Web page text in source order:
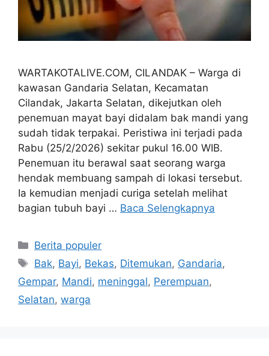
WARTAKOTALIVE.COM, CILANDAK – Warga di
kawasan Gandaria Selatan, Kecamatan
Cilandak, Jakarta Selatan, dikejutkan oleh
penemuan mayat bayi didalam bak mandi yang
sudah tidak terpakai. Peristiwa ini terjadi pada
Rabu (25/2/2026) sekitar pukul 16.00 WIB.
Penemuan itu berawal saat seorang warga
hendak membuang sampah di lokasi tersebut.
Ia kemudian menjadi curiga setelah melihat
bagian tubuh bayi … Baca Selengkapnya
Kategori
Berita populer
Tag
Bak, Bayi, Bekas, Ditemukan, Gandaria,
Gempar, Mandi, meninggal, Perempuan,
Selatan, warga